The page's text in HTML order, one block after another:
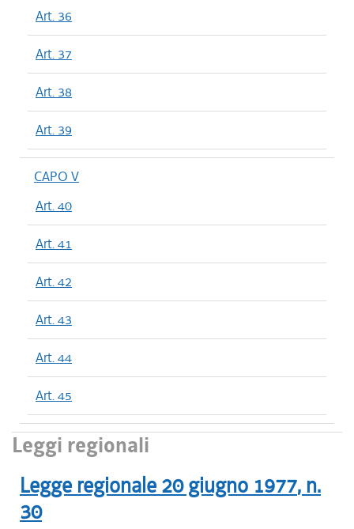
Art. 36
Art. 37
Art. 38
Art. 39
CAPO V
Art. 40
Art. 41
Art. 42
Art. 43
Art. 44
Art. 45
Leggi regionali
Legge regionale 20 giugno 1977, n.
30